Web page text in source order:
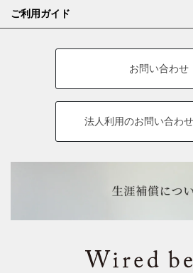
ご利用ガイド
お問い合わせ
法人利用のお問い合わ